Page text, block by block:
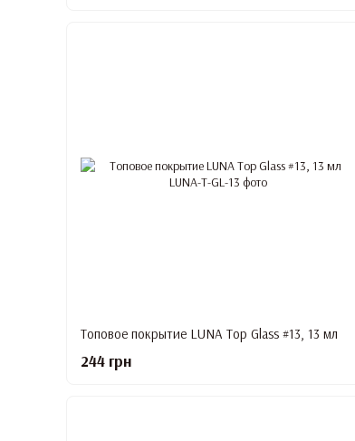
Топовое покрытие LUNA Top Glass #13, 13 мл
244 грн